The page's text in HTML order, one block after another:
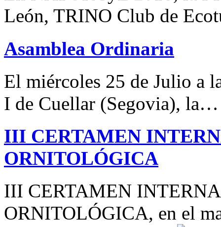
León, TRINO Club de
Asamblea Ordinaria
El miércoles 25 de Julio a
I de Cuellar (Segovia), la…
III CERTAMEN
ORNITOLÓGICA
III CERTAMEN
ORNITOLÓGICA, en el